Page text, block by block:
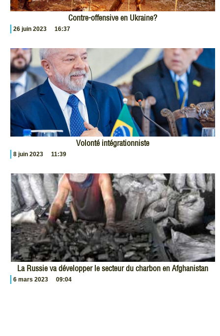
Contre-offensive en Ukraine?
26 juin 2023 16:37
Volonté intégrationniste
8 juin 2023 11:39
La Russie va développer le secteur du charbon en Afghanistan
6 mars 2023 09:04